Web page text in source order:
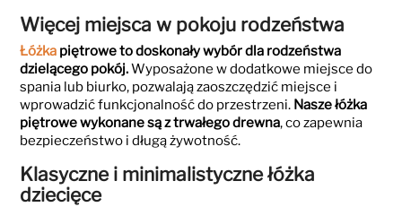
Więcej miejsca w pokoju rodzeństwa
Łóżka piętrowe to doskonały wybór dla rodzeństwa
dzielącego pokój.Wyposażone w dodatkowe miejsce do
spania lub biurko, pozwalają zaoszczędzić miejsce i
wprowadzić funkcjonalność do przestrzeni. Nasze łóżka
piętrowe wykonane są z trwałego drewna, co zapewnia
bezpieczeństwo i długą żywotność.
Klasyczne i minimalistyczne łóżka
dziecięce